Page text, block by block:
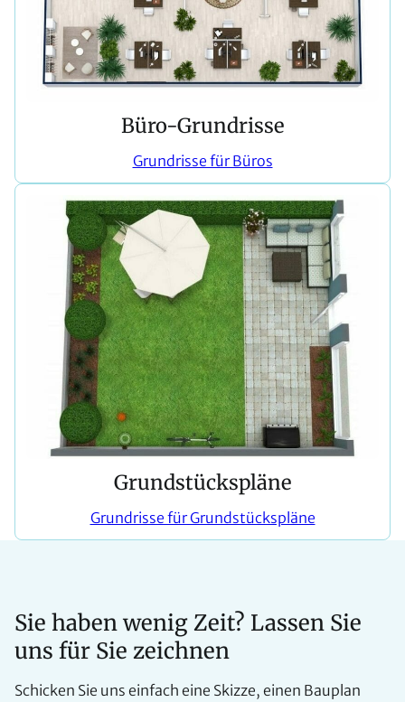
Büro-Grundrisse
Grundrisse für Büros
Grundstückspläne
Grundrisse für Grundstückspläne
Sie haben wenig Zeit? Lassen Sie
uns für Sie zeichnen
Schicken Sie uns einfach eine Skizze, einen Bauplan